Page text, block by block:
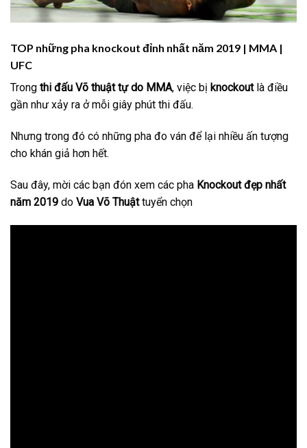
TOP những pha knockout đỉnh nhất năm 2019 | MMA |
UFC
Trong thi đấu Võ thuật tự do MMA, việc bị knockoutlà điều
gần như xảy ra ở mỗi giây phút thi đấu.
Nhưng trong đó có những pha đo ván để lại nhiều ấn tượng
cho khán giả hơn hết.
Sau đây, mời các bạn đón xem các pha Knockout đẹp nhất
năm 2019 do Vua Võ Thuậttuyển chọn